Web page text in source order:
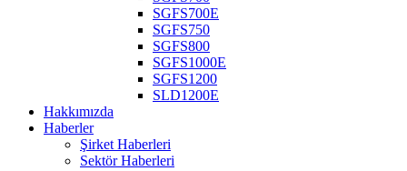
SGFS700E
SGFS750
SGFS800
SGFS1000E
SGFS1200
SLD1200E
Hakkımızda
Haberler
Şirket Haberleri
Sektör Haberleri